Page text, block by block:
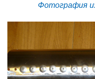
Фотография